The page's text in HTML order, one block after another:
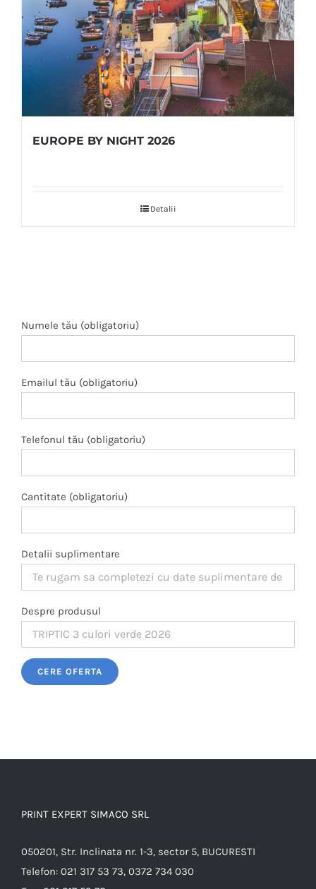
EUROPE BY NIGHT 2026
Detalii
Numele tău (obligatoriu)
Emailul tău (obligatoriu)
Telefonul tău (obligatoriu)
Cantitate (obligatoriu)
Detalii suplimentare
Despre produsul
Please leave this field empty.
PRINT EXPERT SIMACO SRL
050201, Str. Inclinata nr. 1-3, sector 5, BUCURESTI
Telefon: 021 317 53 73, 0372 734 030